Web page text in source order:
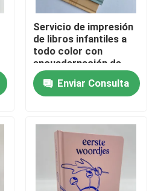
Servicio de impresión
de libros infantiles a
todo color con
encuadernación de
caja cosida por
secciónEnviar Consulta